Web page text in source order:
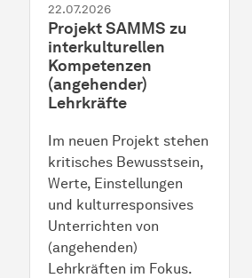
22.07.2026
Projekt SAMMS zu
interkulturellen
Kompetenzen
(angehender)
Lehrkräfte
Im neuen Projekt stehen
kritisches Bewusstsein,
Werte, Einstellungen
und kulturresponsives
Unterrichten von
(angehenden)
Lehrkräften im Fokus.